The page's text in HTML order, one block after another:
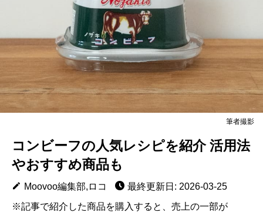
筆者撮影
コンビーフの人気レシピを紹介 活用法
やおすすめ商品も
Moovoo編集部,ロコ
最終更新日: 2026-03-25
※記事で紹介した商品を購入すると、売上の一部が